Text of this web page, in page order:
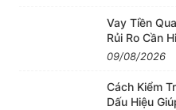
Pin iPhone dung
Vay Tiền
Rủi Ro Cần
09/08/2026
Cách Kiểm
Dấu Hiệu